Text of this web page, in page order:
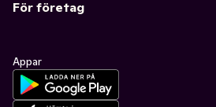
För företag
Appar